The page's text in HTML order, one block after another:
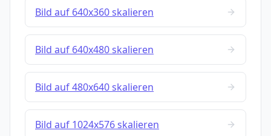
Bild auf 640x360 skalieren
Bild auf 640x480 skalieren
Bild auf 480x640 skalieren
Bild auf 1024x576 skalieren